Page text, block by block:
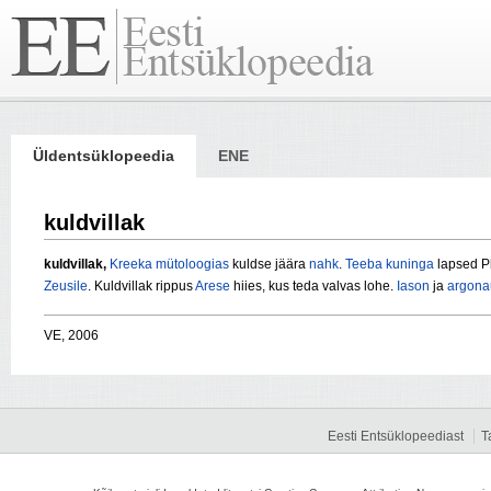
Üldentsüklopeedia ENE
kuldvillak
kuldvillak, Kreeka mütoloogias kuldse jäära nahk. Teeba kuninga lapsed
Zeusile. Kuldvillak rippusArese hiies, kus teda valvas lohe. Iason ja
VE, 2006
Eesti Entsüklopeediast